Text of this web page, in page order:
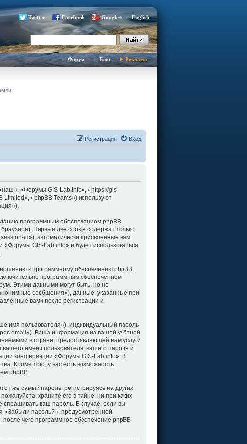
Twitter Facebook Google+ English
Форум Блог Реклама
Вход
Регистрация
«Форумы GIS-Lab.info», «https://gis-
«phpBB Teams») используют
программным обеспечением phpBB
Первые две cookie содержат только
id»), автоматически присвоенные вам
GIS-Lab.info» и будет использоваться
к программному обеспечению phpBB,
программным обеспечением
Этими данными могут быть, но не
сообщения»), данные, указанные при
вами после регистрации и
имя пользователя»), индивидуальный пароль
email»). Ваша информация из вашей учётной
в стране, предоставляющей нам услуги
имени пользователя, вашего пароля и
конференции «Форумы GIS-Lab.info». В
Кроме того, у вас есть возможность
phpBB.
же самый пароль, регистрируясь на других
храните его в тайне, ни при каких
спрашивать ваш пароль. В случае, если вы
«Забыли пароль?», предусмотренной
чего программное обеспечение phpBB